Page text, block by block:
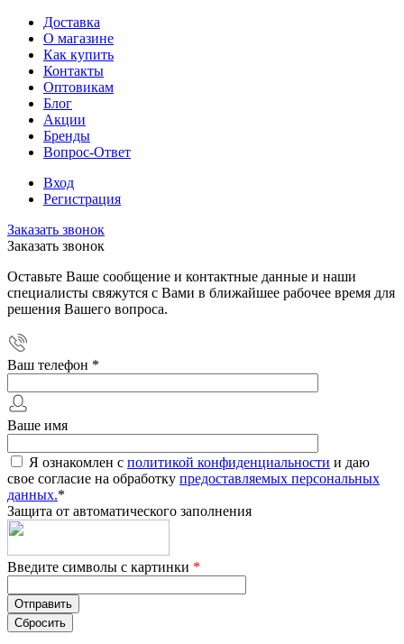
Доставка
О магазине
Как купить
Контакты
Оптовикам
Блог
Акции
Бренды
Вопрос-Ответ
Вход
Регистрация
Заказать звонок
Заказать звонок
Оставьте Ваше сообщение и контактные данные и наши
специалисты свяжутся с Вами в ближайшее рабочее время для
решения Вашего вопроса.
Ваш телефон *
Ваше имя
Я ознакомлен с политикой конфиденциальности и даю
свое согласие на обработку предоставляемых персональных
данных.*
Защита от автоматического заполнения
Введите символы с картинки *